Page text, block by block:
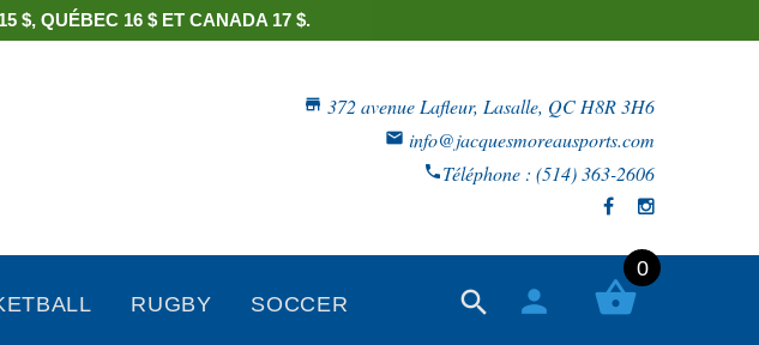
372 avenue Lafleur, Lasalle, QC H8R 3H6
info@jacquesmoreausports.com
Téléphone : (514) 363-2606
RUGBY SOCCER
0
$, QUÉBEC 16 $ ET CANADA 17 $.